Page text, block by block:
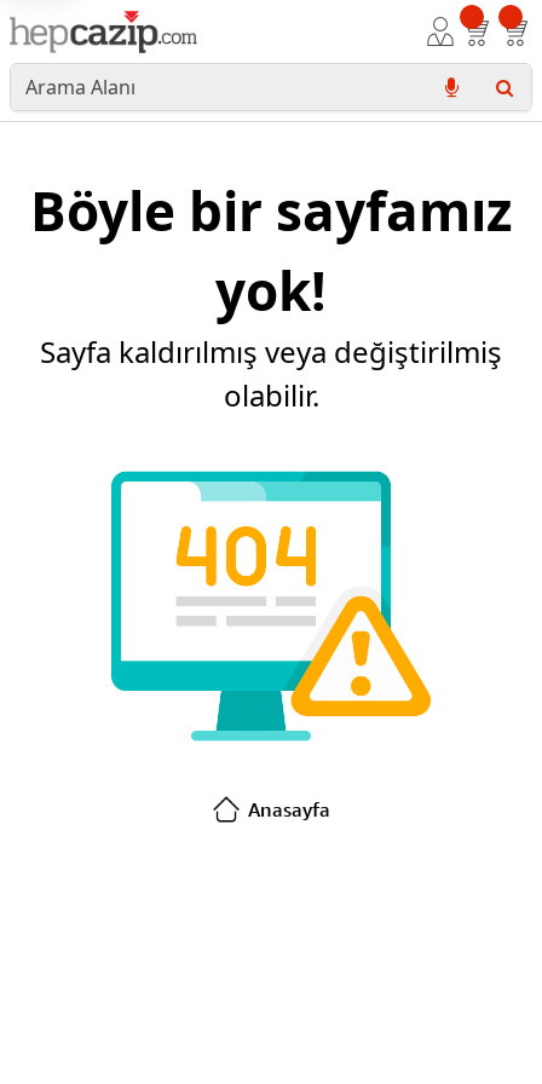
Böyle bir sayfamız
yok!
Sayfa kaldırılmış veya değiştirilmiş
olabilir.
Anasayfa